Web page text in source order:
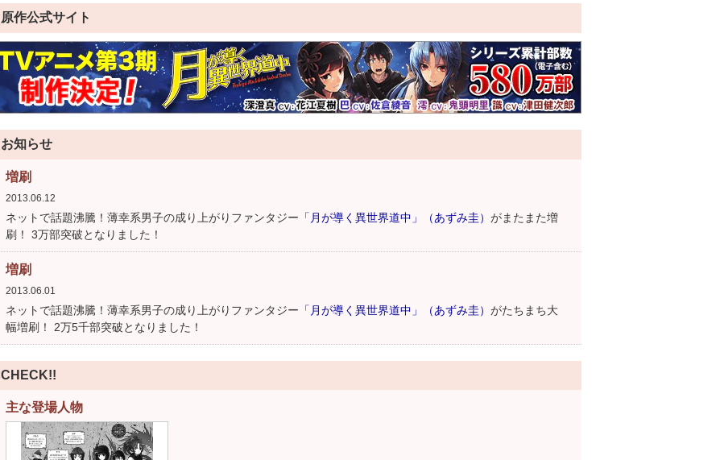
原作公式サイト
お知らせ
増刷
2013.06.12
ネットで話題沸騰！薄幸系男子の成り上がりファンタジー 「月が導く異世界道中」（あずみ圭） がまたまた増
刷！ 3万部突破となりました！
増刷
2013.06.01
ネットで話題沸騰！薄幸系男子の成り上がりファンタジー 「月が導く異世界道中」（あずみ圭） がたちまち大
幅増刷！ 2万5千部突破となりました！
CHECK!!
主な登場人物